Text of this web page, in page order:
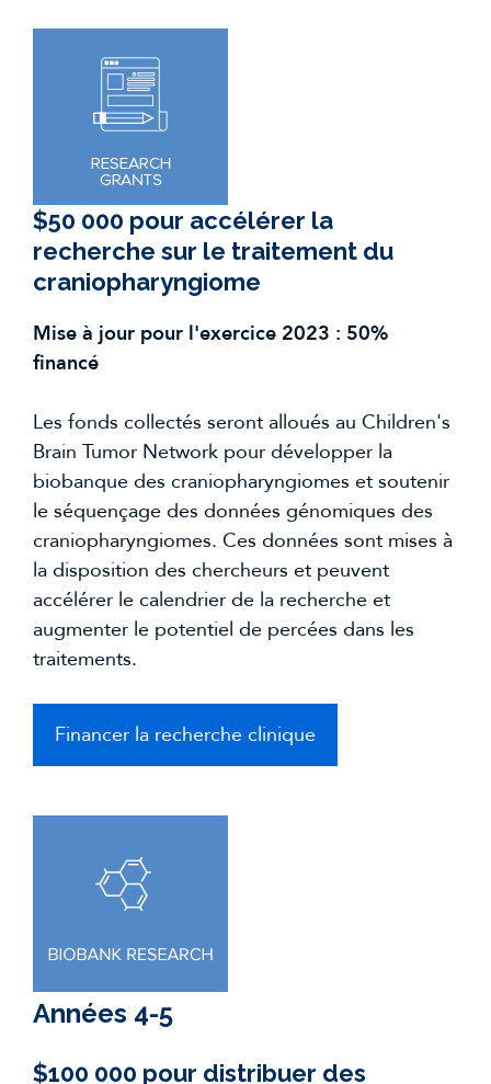
$50 000 pour accélérer la
recherche sur le traitement du
craniopharyngiome
Mise à jour pour l'exercice 2023 : 50%
financé
Les fonds collectés seront alloués au Children's
Brain Tumor Network pour développer la
biobanque des craniopharyngiomes et soutenir
le séquençage des données génomiques des
craniopharyngiomes. Ces données sont mises à
la disposition des chercheurs et peuvent
accélérer le calendrier de la recherche et
augmenter le potentiel de percées dans les
traitements.
Financer la recherche clinique
Années 4-5
$100 000 pour distribuer des